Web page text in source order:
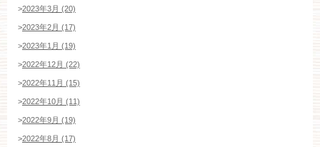
>2023年3月 (20)
>2023年2月 (17)
>2023年1月 (19)
>2022年12月 (22)
>2022年11月 (15)
>2022年10月 (11)
>2022年9月 (19)
>2022年8月 (17)
ブライダルフェア・見学ご希望のお客様